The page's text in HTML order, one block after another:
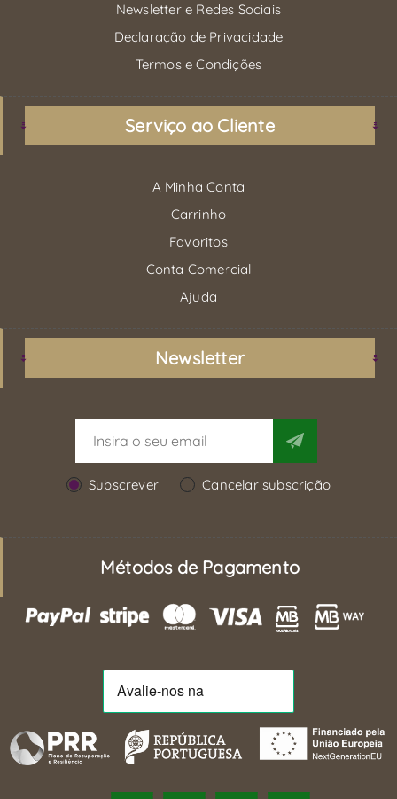
Newsletter e Redes Sociais
Declaração de Privacidade
Termos e Condições
Serviço ao Cliente
A Minha Conta
Carrinho
Favoritos
Conta Comercial
Ajuda
Newsletter
Subscrever Cancelar subscrição
Métodos de Pagamento